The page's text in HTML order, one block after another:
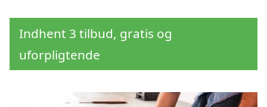
Indhent 3 tilbud, gratis og
uforpligtende